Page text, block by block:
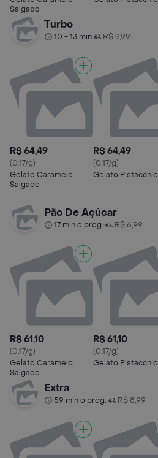
Salgado
Turbo
10 - 13 min• R$ 9,99
R$ 64,49
(0.17/g)
Gelato Caramelo
Salgado
R$ 64,49
(0.17/g)
Gelato Pistacchio
Pão De Açúcar
17 min o prog.• R$ 6,99
R$ 61,10
(0.17/g)
Gelato Caramelo
Salgado
R$ 61,10
(0.17/g)
Gelato Pistacchio
Extra
59 min o prog.• R$ 8,99